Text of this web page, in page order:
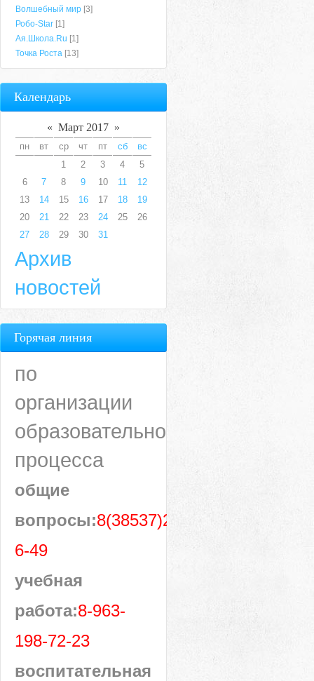
Волшебный мир [3]
Робо-Star [1]
Ая.Школа.Ru [1]
Точка Роста [13]
Календарь
« Март 2017 »
пн вт ср чт пт сб
вс
1
2 3 4
5
6
7 8 9 10 11
12
13
14 15 16 17 18
19
20
21 22 23 24 25
26
27
28 29 30 31
Архив
новостей
Горячая линия
по
организации
образовательного
процесса
общие
вопросы:8(38537)28-
6-49
учебная
работа:8-963-
198-72-23
воспитательная